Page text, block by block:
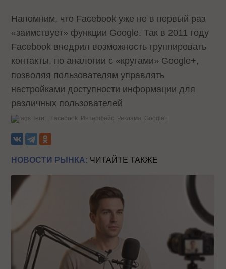
Напомним, что Facebook уже не в первый раз
«заимствует» функции Google. Так в 2011 году
Facebook внедрил возможность группировать
контакты, по аналогии с «кругами» Google+,
позволяя пользователям управлять
настройками доступности информации для
различных пользователей
Теги: Facebook Интерфейс Реклама Google+
НОВОСТИ РЫНКА: ЧИТАЙТЕ ТАКЖЕ